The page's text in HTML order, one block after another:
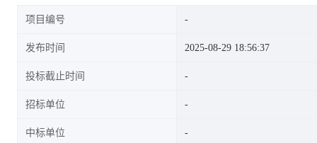
项目编号
发布时间 2025-08-29 18:56:37
投标截止时间
招标单位
中标单位